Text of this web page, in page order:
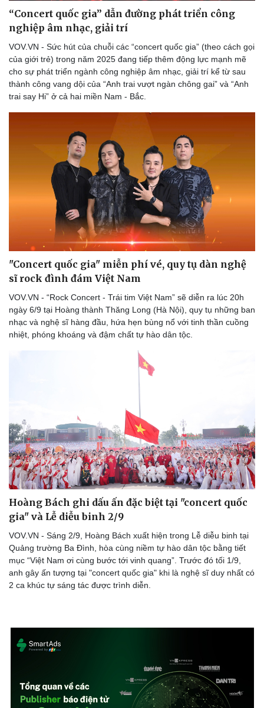
Doanh nghiệp
Thông tin doanh nghiệp
Doanh nghiệp 24h
Doanh nhân
Công nghệ
Sành điệu
Tin Công nghệ
Trải nghiệm
“Concert quốc gia” dẫn đường phát triển công
nghiệp âm nhạc, giải trí
VOV.VN - Sức hút của chuỗi các “concert quốc gia” (theo cách gọi
của giới trẻ) trong năm 2025 đang tiếp thêm động lực mạnh mẽ
cho sự phát triển ngành công nghiệp âm nhạc, giải trí kể từ sau
thành công vang dội của “Anh trai vượt ngàn chông gai” và “Anh
trai say Hi” ở cả hai miền Nam - Bắc.
"Concert quốc gia" miễn phí vé, quy tụ dàn nghệ
sĩ rock đình đám Việt Nam
VOV.VN - “Rock Concert - Trái tim Việt Nam” sẽ diễn ra lúc 20h
ngày 6/9 tại Hoàng thành Thăng Long (Hà Nội), quy tụ những ban
nhạc và nghệ sĩ hàng đầu, hứa hẹn bùng nổ với tinh thần cuồng
nhiệt, phóng khoáng và đậm chất tự hào dân tộc.
Hoàng Bách ghi dấu ấn đặc biệt tại "concert quốc
gia" và Lễ diễu binh 2/9
VOV.VN - Sáng 2/9, Hoàng Bách xuất hiện trong Lễ diễu binh tại
Quảng trường Ba Đình, hòa cùng niềm tự hào dân tộc bằng tiết
mục “Việt Nam ơi cùng bước tới vinh quang”. Trước đó tối 1/9,
anh gây ấn tượng tại "concert quốc gia" khi là nghệ sĩ duy nhất có
2 ca khúc tự sáng tác được trình diễn.